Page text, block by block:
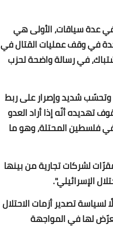
عدة سياقات، الأولى هي
في وقف عمليات القتال في
في رسالة واضحة لحزب
وتحسّب شديد وإصرار على ربط
تهديده أنّه إذا أراد العدو
فلسطين المحتلة، وهو ما
لشركات تجارية من بينها
الإسرائيلي".
تصدير أزمات الاحتلال
لها في المواجهة
Www.albuss.net
03 يوليو 2020
03 يوليو 2020